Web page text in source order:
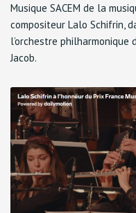
Musique SACEM de la
compositeur Lalo Schifrin,
l’orchestre philharmonique
Jacob.